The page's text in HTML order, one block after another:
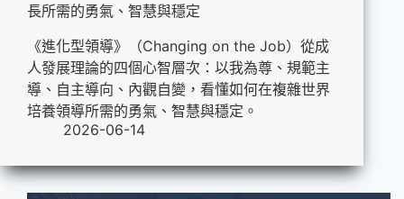
長所需的勇氣、智慧與穩定
《進化型領導》（Changing on the Job）從成
人發展理論的四個心智層次：以我為尊、規範主
導、自主導向、內觀自變，看懂如何在複雜世界
培養領導所需的勇氣、智慧與穩定。
2026-06-14